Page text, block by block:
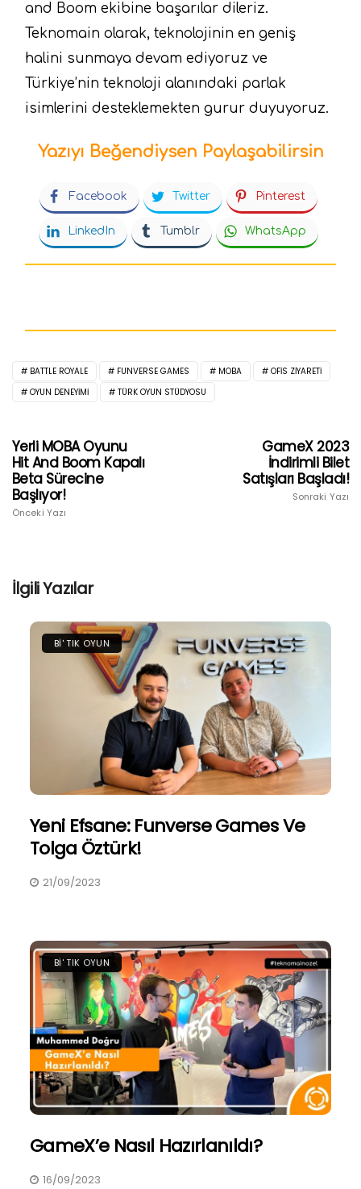
and Boom ekibine başarılar dileriz.
Teknomain olarak, teknolojinin en geniş
halini sunmaya devam ediyoruz ve
Türkiye’nin teknoloji alanındaki parlak
isimlerini desteklemekten gurur duyuyoruz.
Yazıyı Beğendiysen Paylaşabilirsin
Facebook Twitter Pinterest
LinkedIn Tumblr WhatsApp
BATTLE ROYALE FUNVERSE GAMES MOBA
OFIS ZIYARETI
OYUN DENEYIMI
TÜRK OYUN STÜDYOSU
Yerli MOBA Oyunu
Hit And Boom Kapalı
Beta Sürecine
Başlıyor!
Önceki Yazı
GameX 2023
İndirimli Bilet
Satışları Başladı!
Sonraki Yazı
İlgili Yazılar
BI' TIK OYUN
Yeni Efsane: Funverse Games Ve
Tolga Öztürk!
21/09/2023
BI' TIK OYUN
GameX’e Nasıl Hazırlanıldı?
16/09/2023